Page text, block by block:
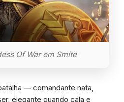
Of War em Smite
— comandante nata,
elegante quando cala e